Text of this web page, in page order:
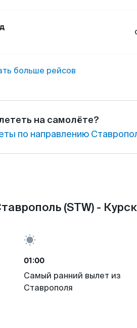
больше рейсов
на самолёте?
по направлению
(STW) - Курск
01:00
Самый ранний вылет из
Ставрополя